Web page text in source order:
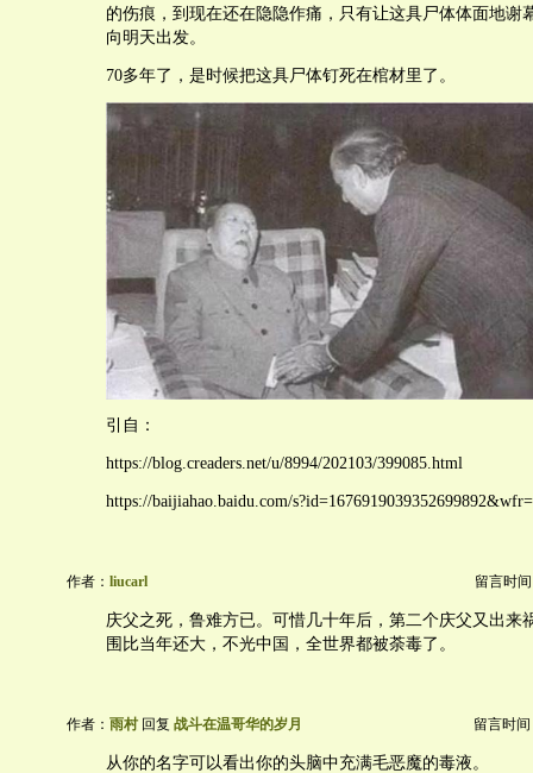
的伤痕，到现在还在隐隐作痛，只有让这具尸体体面地谢
向明天出发。
70多年了，是时候把这具尸体钉死在棺材里了。
引自：
https://blog.creaders.net/u/8994/202103/399085.html
https://baijiahao.baidu.com/
作者： liucarl 留言时间
庆父之死，鲁难方已。可惜几十年后，第二个庆父又出来
围比当年还大，不光中国，全世界都被荼毒了。
作者： 雨村回复 战斗在温哥华的岁月 留言时间
从你的名字可以看出你的头脑中充满毛恶魔的毒液。